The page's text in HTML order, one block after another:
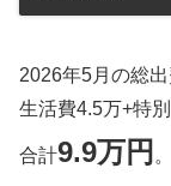
2026年5月の総
生活費4.5万+特
合計9.9万円 。